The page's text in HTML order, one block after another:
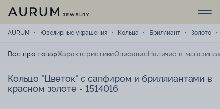
AURUM Ювелирные украшения Кольца Бриллиант Золото
Все про товарХарактеристикиОписаниеНаличие в
Кольцо "Цветок" с сапфиром и бриллиантами в
красном золоте - 1514016